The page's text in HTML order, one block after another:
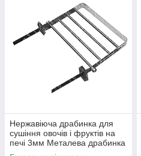
Нержавіюча драбинка для
сушіння овочів і фруктів на
печі 3мм Металева драбинка
сушка з нержавійки для печі